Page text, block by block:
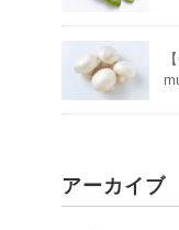
アーカイブ